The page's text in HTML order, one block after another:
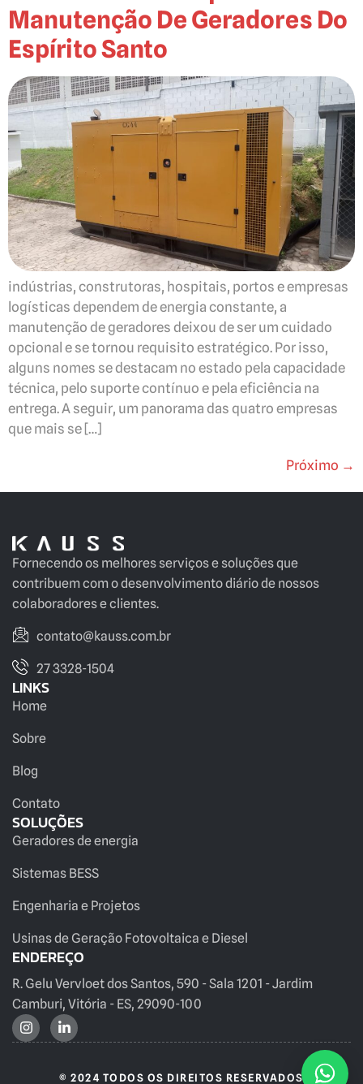
Manutenção De Geradores Do
Espírito Santo
indústrias, construtoras, hospitais, portos e empresas
logísticas dependem de energia constante, a
manutenção de geradores deixou de ser um cuidado
opcional e se tornou requisito estratégico. Por isso,
alguns nomes se destacam no estado pela capacidade
técnica, pelo suporte contínuo e pela eficiência na
entrega. A seguir, um panorama das quatro empresas
que mais se […]
Próximo →
Fornecendo os melhores serviços e soluções que
contribuem com o desenvolvimento diário de nossos
colaboradores e clientes.
contato@kauss.com.br
27 3328-1504
LINKS
Home
Sobre
Blog
Contato
SOLUÇÕES
Geradores de energia
Sistemas BESS
Engenharia e Projetos
Usinas de Geração Fotovoltaica e Diesel
ENDEREÇO
R. Gelu Vervloet dos Santos, 590 - Sala 1201 - Jardim
Camburi, Vitória - ES, 29090-100
© 2024 TODOS OS DIREITOS RESERVADOS